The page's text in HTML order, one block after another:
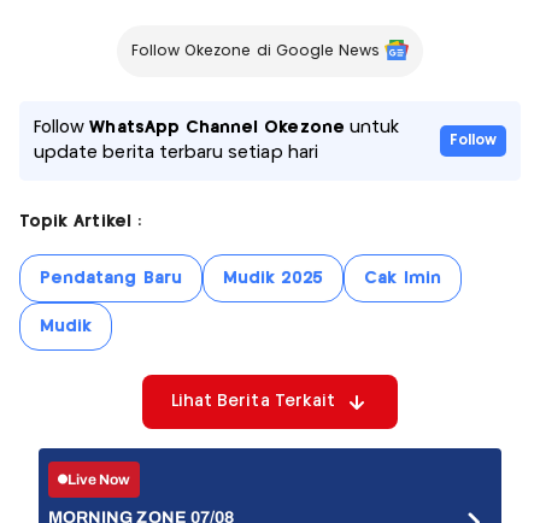
Follow Okezone di Google News
FollowWhatsApp Channel Okezone untuk
update berita terbaru setiap hari
Follow
Topik Artikel :
Pendatang Baru Mudik 2025 Cak Imin
Mudik
Lihat Berita Terkait
Live Now
MORNING ZONE 07/08